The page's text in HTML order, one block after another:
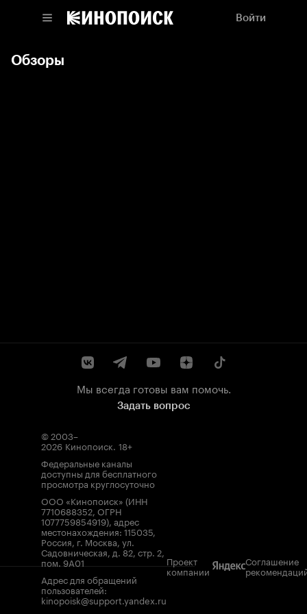
Войти
Обзоры
Мы всегда готовы вам помочь.
Задать вопрос
© 2003–
2026 Кинопоиск. 18+
Федеральные каналы
доступны для бесплатного
просмотра круглосуточно
ООО «Кинопоиск» (ИНН
7710688352, ОГРН
1077759854919), адрес
местонахождения: 115035,
Россия, г. Москва, ул.
Садовническая, д. 82, стр. 2,
пом. 9А01
Адрес для обращений
пользователей:
kinopoisk@support.yandex.ru
Проект
компании
Соглашение